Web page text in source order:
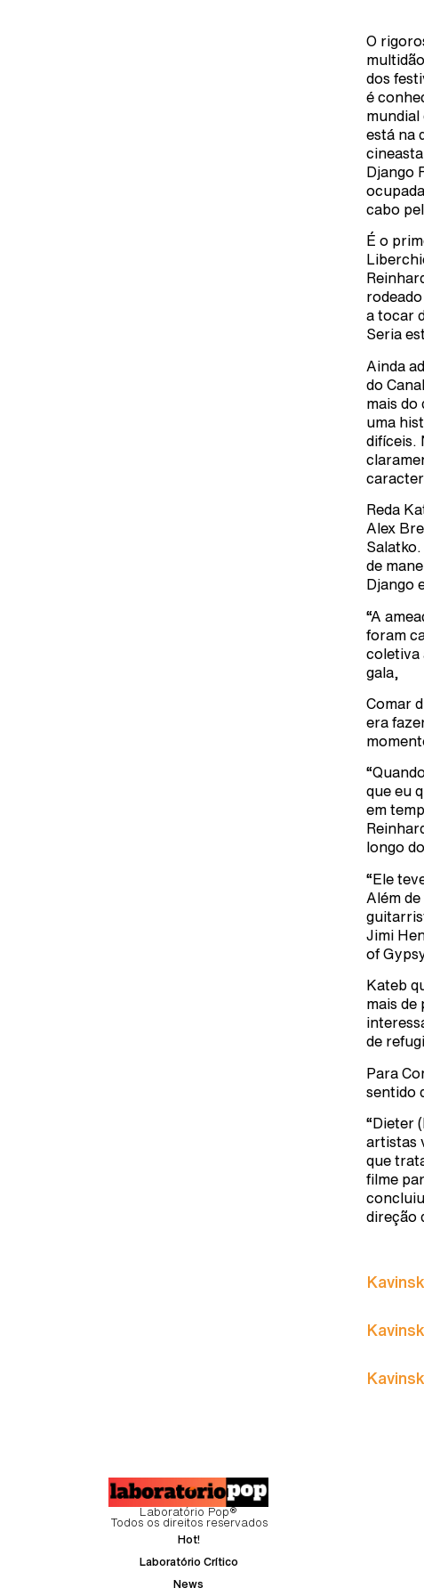
O
dos
é
mundial
está na
Django
cabo
É o
a tocar
Seria
Ainda
do
mais do
uma
difíceis.
Reda
Alex
de
Django
“A
foram
coletiva
gala,
Comar
era
que eu
em
longo
“Ele
Além
Jimi
of
Kateb
mais de
de
Para
sentido
“Dieter
artistas
que
filme
direção
Laboratório Pop®
Todos os direitos reservados
Hot!
Laboratório Crítico
News